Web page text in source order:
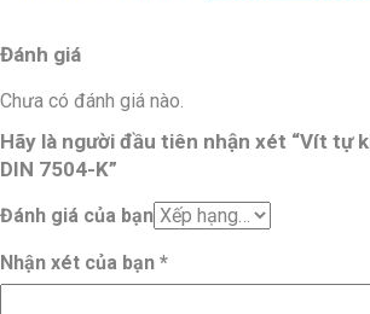
Đánh giá
Chưa có đánh giá nào.
Hãy là người đầu tiên nhận xét “Vít tự
DIN 7504-K”
Đánh giá của bạn
Nhận xét của bạn *